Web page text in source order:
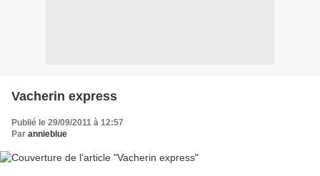
Vacherin express
Publié le 29/09/2011 à 12:57
Par annieblue